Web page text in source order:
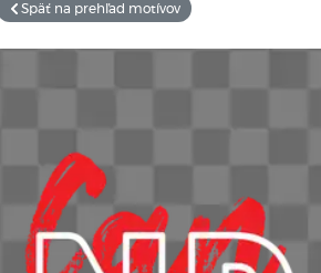
Späť na prehľad motívov